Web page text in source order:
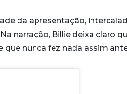
da apresentação,
narração, Billie deixa claro
nunca fez nada assim